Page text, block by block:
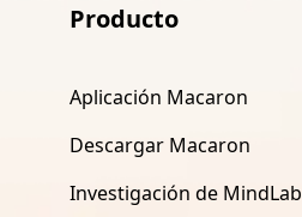
Producto
Aplicación Macaron
Descargar Macaron
Investigación de MindLab